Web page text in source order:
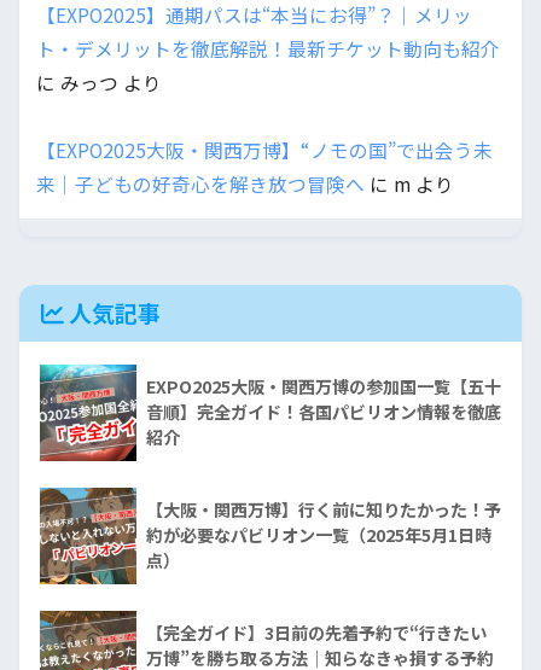
【EXPO2025】通期パスは“本当にお得”？｜メリッ
ト・デメリットを徹底解説！最新チケット動向も紹介
に みっつ より
【EXPO2025大阪・関西万博】“ノモの国”で出会う未
来｜子どもの好奇心を解き放つ冒険へ に m より
人気記事
EXPO2025大阪・関西万博の参加国一覧【五十
音順】完全ガイド！各国パビリオン情報を徹底
紹介
【大阪・関西万博】行く前に知りたかった！予
約が必要なパビリオン一覧（2025年5月1日時
点）
【完全ガイド】3日前の先着予約で“行きたい
万博”を勝ち取る方法｜知らなきゃ損する予約